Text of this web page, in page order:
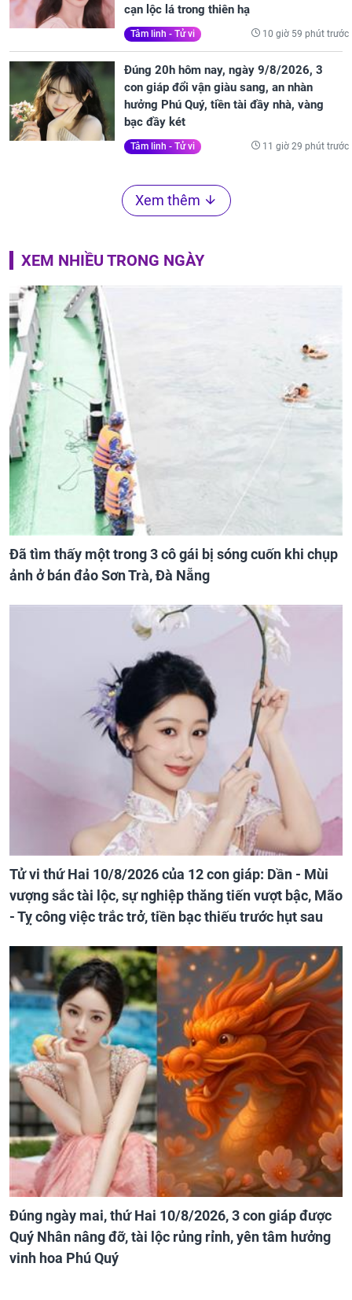
cạn lộc lá trong thiên hạ
Tâm linh - Tử vi 10 giờ 59 phút trước
Đúng 20h hôm nay, ngày 9/8/2026, 3
con giáp đổi vận giàu sang, an nhàn
hưởng Phú Quý, tiền tài đầy nhà, vàng
bạc đầy két
Tâm linh - Tử vi 11 giờ 29 phút trước
Xem thêm
XEM NHIỀU TRONG NGÀY
Đã tìm thấy một trong 3 cô gái bị sóng cuốn khi chụp
ảnh ở bán đảo Sơn Trà, Đà Nẵng
Tử vi thứ Hai 10/8/2026 của 12 con giáp: Dần - Mùi
vượng sắc tài lộc, sự nghiệp thăng tiến vượt bậc, Mão
- Tỵ công việc trắc trở, tiền bạc thiếu trước hụt sau
Đúng ngày mai, thứ Hai 10/8/2026, 3 con giáp được
Quý Nhân nâng đỡ, tài lộc rủng rỉnh, yên tâm hưởng
vinh hoa Phú Quý